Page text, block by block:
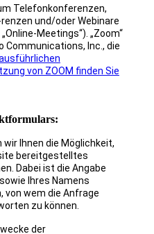
Telefonkonferenzen,
und/oder Webinare
Meetings“). „Zoom“
Communications, Inc., die
von ZOOM finden Sie
wir Ihnen die Möglichkeit,
bereitgestelltes
Dabei ist die Angabe
Ihres Namens
von wem die Anfrage
zu können.
der